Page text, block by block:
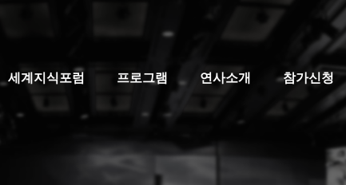
세계지식포럼 프로그램 연사소개 참가신청